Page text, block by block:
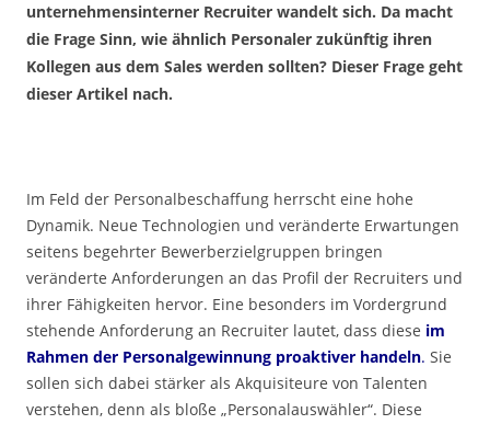
unternehmensinterner Recruiter wandelt sich. Da macht
die Frage Sinn, wie ähnlich Personaler zukünftig ihren
Kollegen aus dem Sales werden sollten? Dieser Frage geht
dieser Artikel nach.
Im Feld der Personalbeschaffung herrscht eine hohe
Dynamik. Neue Technologien und veränderte Erwartungen
seitens begehrter Bewerberzielgruppen bringen
veränderte Anforderungen an das Profil der Recruiters und
ihrer Fähigkeiten hervor. Eine besonders im Vordergrund
stehende Anforderung an Recruiter lautet, dass diese im
Rahmen der Personalgewinnung proaktiver handeln. Sie
sollen sich dabei stärker als Akquisiteure von Talenten
verstehen, denn als bloße „Personalauswähler“. Diese